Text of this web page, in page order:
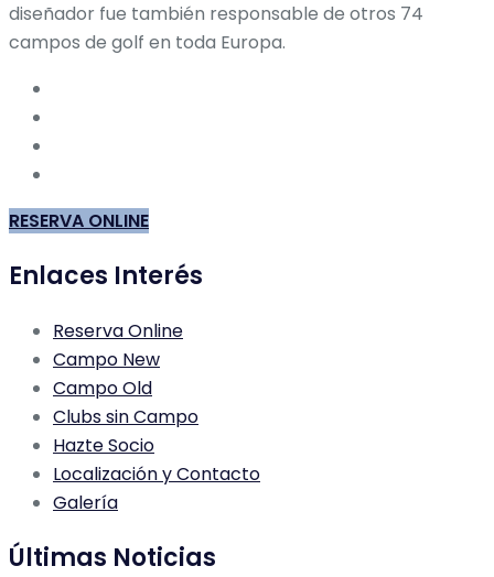
diseñador fue también responsable de otros 74
campos de golf en toda Europa.
RESERVA ONLINE
Enlaces Interés
Reserva Online
Campo New
Campo Old
Clubs sin Campo
Hazte Socio
Localización y Contacto
Galería
Últimas Noticias